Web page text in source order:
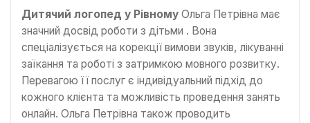
Дитячий логопед у Рівному Ольга Петрівна має
значний досвід роботи з дітьми . Вона
спеціалізується на корекції вимови звуків, лікуванні
заїкання та роботі з затримкою мовного розвитку.
Перевагою її послуг є індивідуальний підхід до
кожного клієнта та можливість проведення занять
онлайн. Ольга Петрівна також проводить